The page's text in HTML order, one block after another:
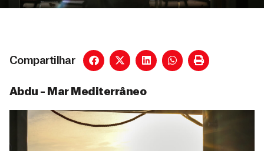
Compartilhar
Abdu – Mar Mediterrâneo